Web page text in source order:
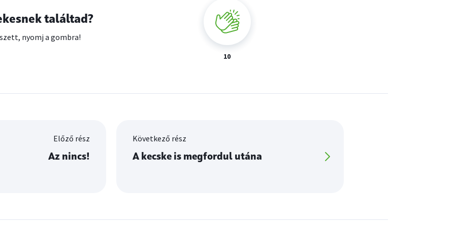
találtad?
nyomj a gombra!
10
Előző rész
Az nincs!
Következő rész
A kecske is megfordul utána